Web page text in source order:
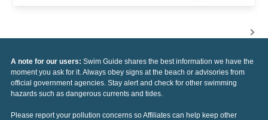
A note for our users: Swim Guide shares the best information we have the
moment you ask for it. Always obey signs at the beach or advisories from
official government agencies. Stay alert and check for other swimming
hazards such as dangerous currents and tides.
Please report your pollution concerns so Affiliates can help keep other